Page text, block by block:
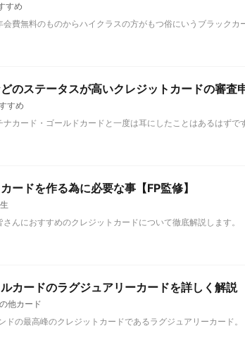
すめ
会費無料のものからハイクラスの方がもつ俗にいうブラック
のステータスが高いクレジットカードの審査
すめ
ナカード・ゴールドカードと一度は耳にしたことはあるはず
ードを作る為に必要な事【FP監修】
さんにおすすめのクレジットカードについて徹底解説します。
カードのラグジュアリーカードを詳しく解説
他カード
ドの最高峰のクレジットカードであるラグジュアリーカード